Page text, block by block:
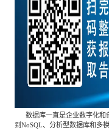
物流与供应链
特种新材料
企业级服务
专家委员会
沙利文中国分支机
数据库一直是企业数字化和
到NoSQL、分析型数据库和多